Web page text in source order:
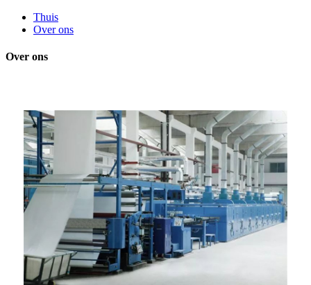
Thuis
Over ons
Over ons